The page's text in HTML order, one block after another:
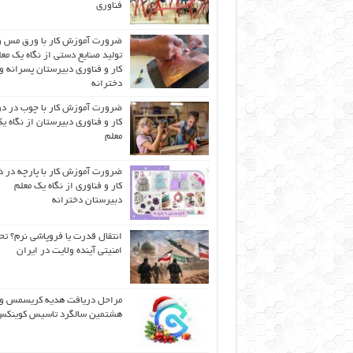
فناوری
ضرورت آموزش کار با ورق مس
تولید صنایع دستی از نگاه یک
کار و فناوری دبیرستان پسرانه و
دخترانه
ضرورت آموزش کار با چوب در
کار و فناوری دبیرستان از نگاه
معلم
ضرورت آموزش کار با پارچه
کار و فناوری از نگاه یک معلم
دبیرستان دخترانه
انتقال قدرت یا فروپاشی نرم؟
امنیتی آینده ولایت در ایران
مراحل دریافت هدیه کریسمس و
هشتمین سالگرد تاسیس